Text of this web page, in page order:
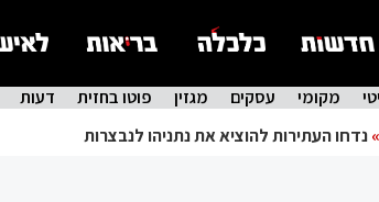
מקומי עסקים מגזין פוטו בחזית דעות
»נדחו העתירות להוציא את נתניהו לנבצרות